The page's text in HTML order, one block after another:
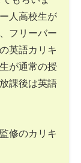
人高校生が
フリーバー
英語カリキ
が通常の授
課後は英語
修のカリキ